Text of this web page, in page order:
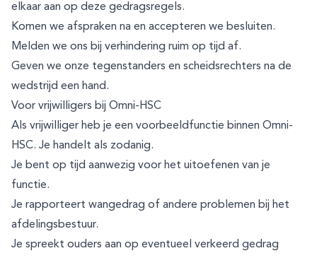
elkaar aan op deze gedragsregels.
Komen we afspraken na en accepteren we besluiten.
Melden we ons bij verhindering ruim op tijd af.
Geven we onze tegenstanders en scheidsrechters na de
wedstrijd een hand.
Voor vrijwilligers bij Omni-HSC
Als vrijwilliger heb je een voorbeeldfunctie binnen Omni-
HSC. Je handelt als zodanig.
Je bent op tijd aanwezig voor het uitoefenen van je
functie.
Je rapporteert wangedrag of andere problemen bij het
afdelingsbestuur.
Je spreekt ouders aan op eventueel verkeerd gedrag